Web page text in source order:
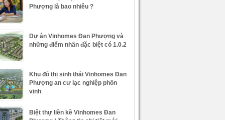
Phượng là bao nhiêu ?
Dự án Vinhomes Đan Phượng và
những điểm nhấn đặc biệt có 1.0.2
Khu đô thị sinh thái Vinhomes Đan
Phượng an cư lạc nghiệp phồn
vinh
Biệt thự liền kề Vinhomes Đan